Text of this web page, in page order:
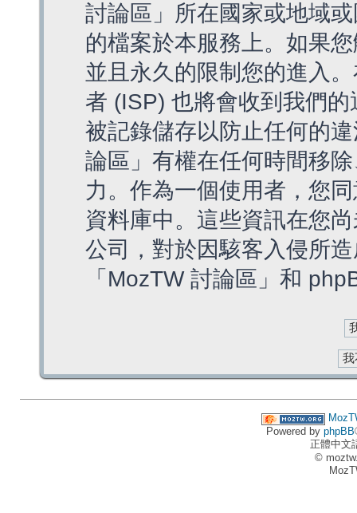
討論區」所在國家或地域
的檔案於本服務上。如果
並且永久的限制您的進入
者 (ISP) 也將會收到我們
被記錄儲存以防止任何的
論區」有權在任何時間移
力。作為一個使用者，您
資料庫中。這些資訊在您
公司，對於因駭客入侵所
「MozTW 討論區」和
Powered by phpBB
正體中文
©